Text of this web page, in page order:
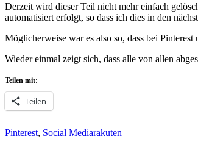
Derzeit wird dieser Teil nicht mehr einfach
automatisiert erfolgt, so dass ich dies in den
Möglicherweise war es also so, dass bei
Wieder einmal zeigt sich, dass alle von allen
Teilen mit:
Teilen
Kategorien
Pinterest, Social MediaSchlagworte
rakuten